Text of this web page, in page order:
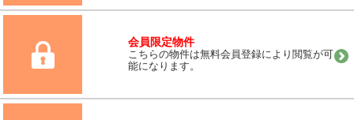
会員限定物件
こちらの物件は無料会員登録により閲覧が可
能になります。